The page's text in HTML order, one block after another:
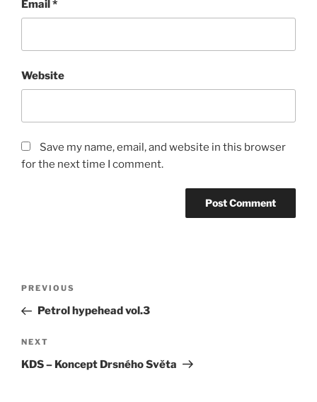
Email*
Website
Save my name, email, and website in this browser
for the next time I comment.
Previous
Post
PREVIOUS
Petrol hypehead vol.3
Next
Post
NEXT
KDS – Koncept Drsného Světa